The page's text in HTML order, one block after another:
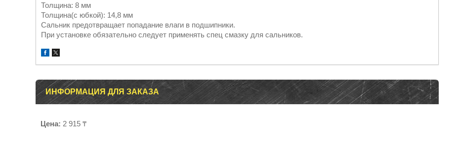
Толщина: 8 мм
Толщина(с юбкой): 14,8 мм
Cальник предотвращает попадание влаги в подшипники.
При установке обязательно следует применять спец смазку для сальников.
ИНФОРМАЦИЯ ДЛЯ ЗАКАЗА
Цена: 2 915 ₸